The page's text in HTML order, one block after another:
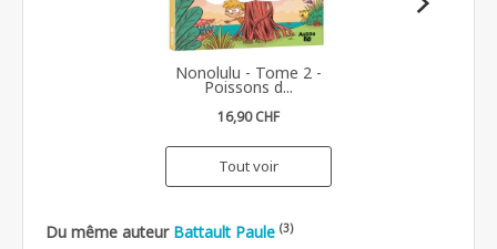
Nonolulu - Tome 2 -
Poissons d...
16,90 CHF
Tout voir
Du même auteur Battault Paule (3)